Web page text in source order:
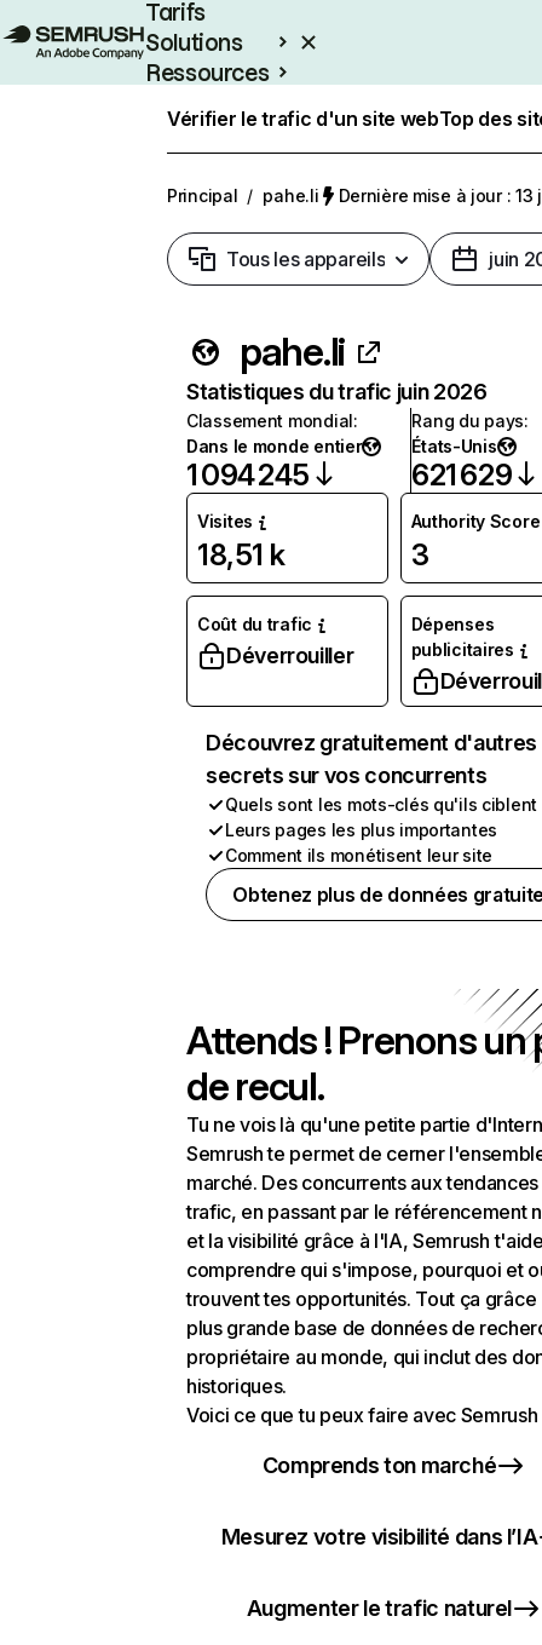
Tarifs
Solutions
Ressources
Vérifier le trafic d'un site webTop des
Principal / pahe.li Dernière mise à jour :
Tous les appareils juin
pahe.li
Statistiques du trafic juin 2026
Classement mondial:
Dans le monde entier
1 094 245
Rang du pays:
États-Unis
621 629
Visites
18,51 k
Authority Score
3
Coût du trafic
Déverrouiller
Dépenses
publicitaires
Découvrez gratuitement d'autres
secrets sur vos concurrents
Quels sont les mots-clés qu'ils ciblent
Leurs pages les plus importantes
Comment ils monétisent leur site
Obtenez plus de données
Attends ! Prenons un
de recul.
Tu ne vois là qu'une petite partie
Semrush te permet de cerner
marché. Des concurrents aux
trafic, en passant par le référencement
et la visibilité grâce à l'IA, Semrush
comprendre qui s'impose, pourquoi et
trouvent tes opportunités. Tout ça grâce
plus grande base de données de
propriétaire au monde, qui inclut des
historiques.
Voici ce que tu peux faire avec Semrush
Comprends ton marché
Mesurez votre visibilité dans l’IA
Augmenter le trafic naturel